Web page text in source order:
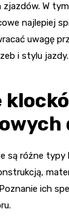
W
najlepiej
uwagę
i stylu jazdy.
są różne typy
ich